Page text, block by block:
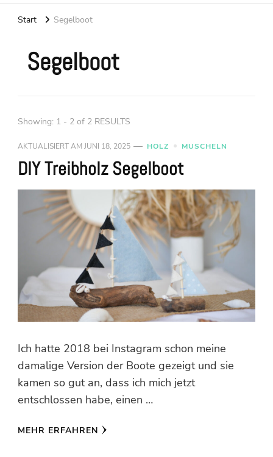
Start Segelboot
Segelboot
Showing: 1 - 2 of 2 RESULTS
AKTUALISIERT AM JUNI 18, 2025 HOLZ MUSCHELN
DIY Treibholz Segelboot
Ich hatte 2018 bei Instagram schon meine
damalige Version der Boote gezeigt und sie
kamen so gut an, dass ich mich jetzt
entschlossen habe, einen …
MEHR ERFAHREN